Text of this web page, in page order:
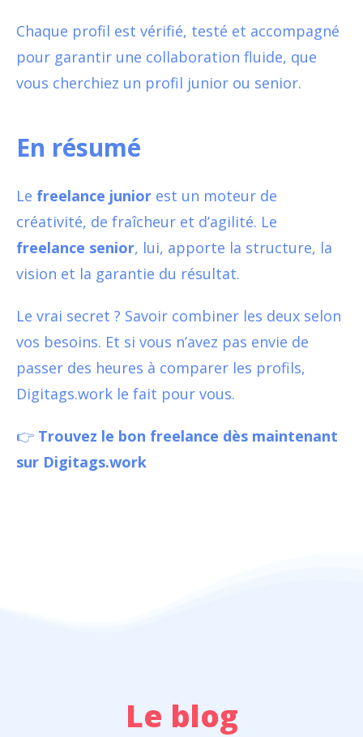
Chaque profil est vérifié, testé et accompagné
pour garantir une collaboration fluide, que
vous cherchiez un profil junior ou senior.
En résumé
Le freelance junior est un moteur de
créativité, de fraîcheur et d’agilité. Le
freelance senior, lui, apporte la structure, la
vision et la garantie du résultat.
Le vrai secret ? Savoir combiner les deux selon
vos besoins. Et si vous n’avez pas envie de
passer des heures à comparer les profils,
Digitags.work le fait pour vous.
👉 Trouvez le bon freelance dès maintenant
sur Digitags.work
Le blog